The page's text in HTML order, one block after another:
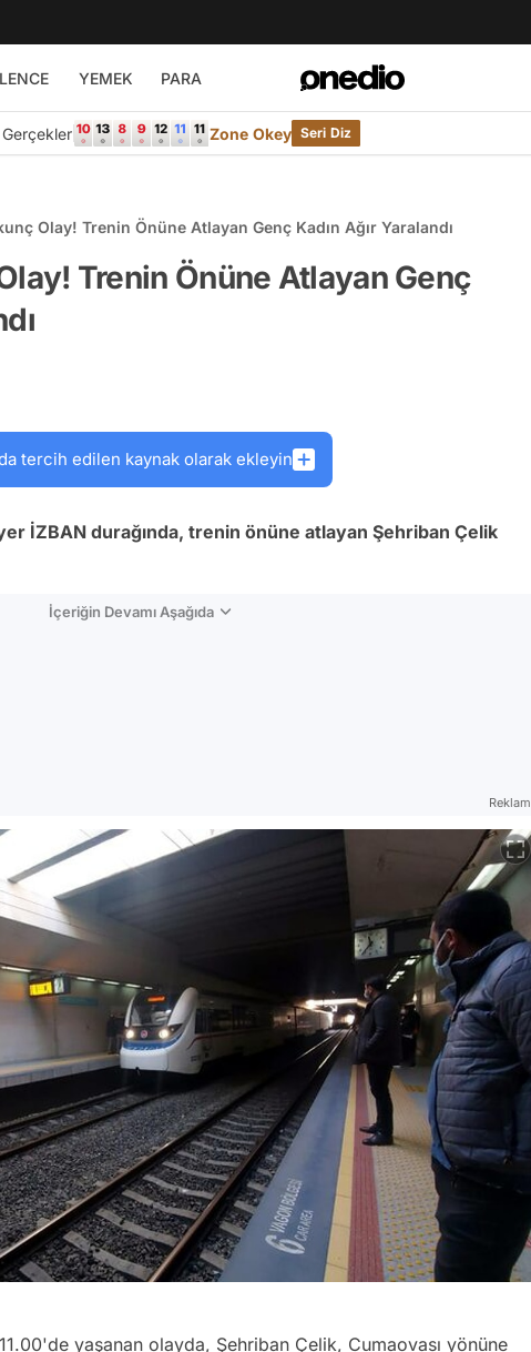
YEMEK PARA
Gerçekler Zone Okey Seri Diz
Olay! Trenin Önüne Atlayan Genç Kadın Ağır Yaralandı
Trenin Önüne Atlayan Genç
tercih edilen kaynak olarak ekleyin
İZBAN durağında, trenin önüne atlayan Şehriban Çelik
İçeriğin Devamı Aşağıda
Reklam
yaşanan olayda, Şehriban Çelik, Cumaovası yönüne